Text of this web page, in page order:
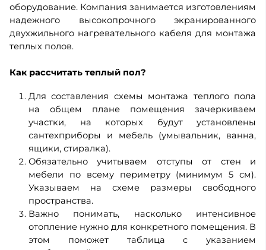
оборудование. Компания занимается изготовлениям
надежного высокопрочного экранированного
двухжильного нагревательного кабеля для монтажа
теплых полов.
Как рассчитать теплый пол?
Для составления схемы монтажа теплого пола
на общем плане помещения зачеркиваем
участки, на которых будут установлены
сантехприборы и мебель (умывальник, ванна,
ящики, стиралка).
Обязательно учитываем отступы от стен и
мебели по всему периметру (минимум 5 см).
Указываем на схеме размеры свободного
пространства.
Важно понимать, насколько интенсивное
отопление нужно для конкретного помещения. В
этом поможет таблица с указанием